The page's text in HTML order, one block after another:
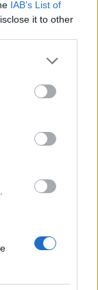
IAB’s List of
it to other